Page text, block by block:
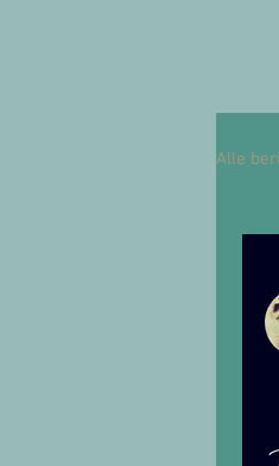
Alle